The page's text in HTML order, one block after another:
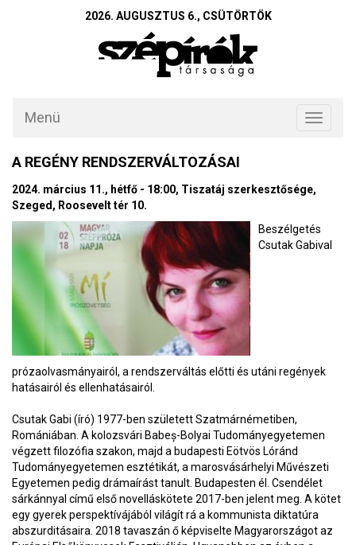
2026. AUGUSZTUS 6., CSÜTÖRTÖK
Toggle
Menü
A REGÉNY RENDSZERVÁLTOZÁSAI
2024. március 11., hétfő - 18:00, Tiszatáj szerkesztősége,
Szeged, Roosevelt tér 10.
Beszélgetés
Csutak Gabival
prózaolvasmányairól, a rendszerváltás előtti és utáni regények
hatásairól és ellenhatásairól.
Csutak Gabi (író) 1977-ben született Szatmárnémetiben,
Romániában. A kolozsvári Babeș-Bolyai Tudományegyetemen
végzett filozófia szakon, majd a budapesti Eötvös Lóránd
Tudományegyetemen esztétikát, a marosvásárhelyi Művészeti
Egyetemen pedig drámaírást tanult. Budapesten él. Csendélet
sárkánnyal című első novelláskötete 2017-ben jelent meg. A kötet
egy gyerek perspektívájából világít rá a kommunista diktatúra
abszurditásaira. 2018 tavaszán ő képviselte Magyarországot az